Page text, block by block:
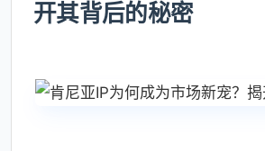
开其背后的秘密